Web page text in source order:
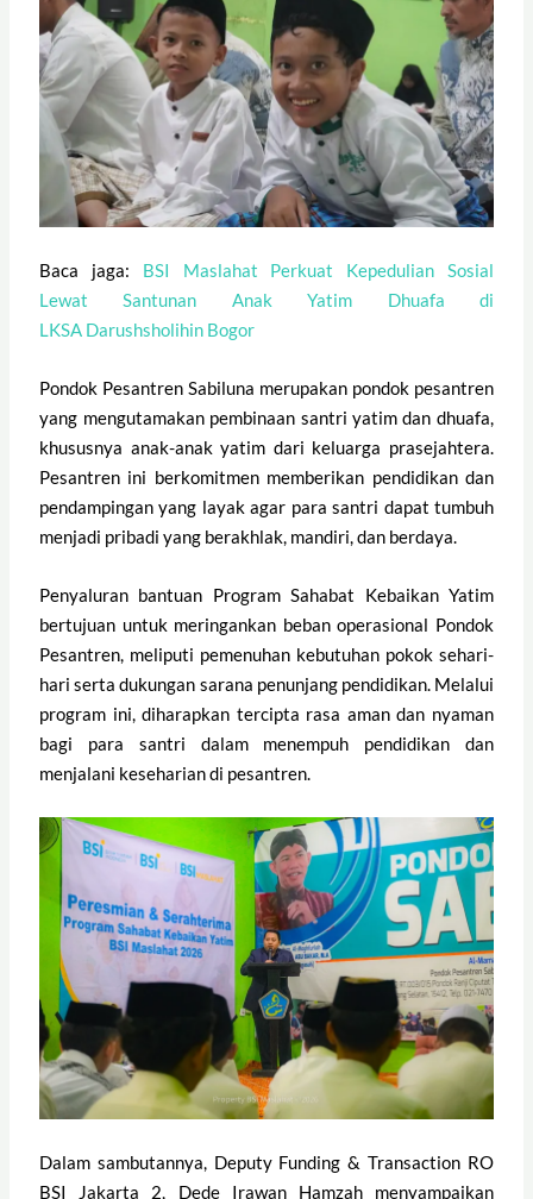
Baca jaga: BSI Maslahat Perkuat Kepedulian Sosial
Lewat Santunan Anak Yatim Dhuafa di
LKSA Darushsholihin Bogor
Pondok Pesantren Sabiluna merupakan pondok pesantren
yang mengutamakan pembinaan santri yatim dan dhuafa,
khususnya anak-anak yatim dari keluarga prasejahtera.
Pesantren ini berkomitmen memberikan pendidikan dan
pendampingan yang layak agar para santri dapat tumbuh
menjadi pribadi yang berakhlak, mandiri, dan berdaya.
Penyaluran bantuan Program Sahabat Kebaikan Yatim
bertujuan untuk meringankan beban operasional Pondok
Pesantren, meliputi pemenuhan kebutuhan pokok sehari-
hari serta dukungan sarana penunjang pendidikan. Melalui
program ini, diharapkan tercipta rasa aman dan nyaman
bagi para santri dalam menempuh pendidikan dan
menjalani keseharian di pesantren.
Dalam sambutannya, Deputy Funding & Transaction RO
BSI Jakarta 2, Dede Irawan Hamzah menyampaikan